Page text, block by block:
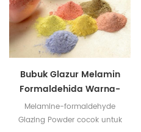
Bubuk Glazur Melamin
Formaldehida Warna-
Warni Dan Food Grade
Melamine-formaldehyde
Glazing Powder cocok untuk